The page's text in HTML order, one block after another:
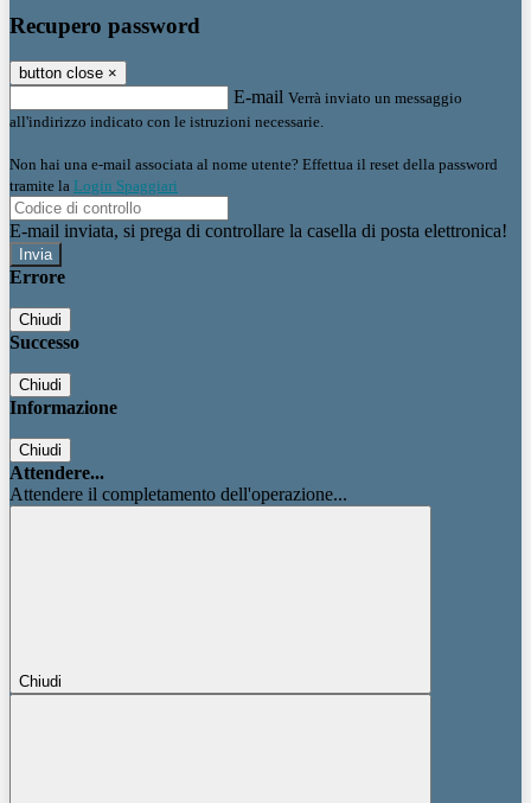
Recupero password
button close ×
E-mail Verrà inviato un messaggio
all'indirizzo indicato con le istruzioni necessarie.
Non hai una e-mail associata al nome utente? Effettua il reset della password
tramite la Login Spaggiari
E-mail inviata, si prega di controllare la casella di posta elettronica!
Errore
Chiudi
Successo
Chiudi
Informazione
Chiudi
Attendere...
Attendere il completamento dell'operazione...
Chiudi